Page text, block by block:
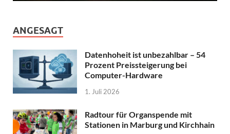
ANGESAGT
Datenhoheit ist unbezahlbar – 54
Prozent Preissteigerung bei
Computer-Hardware
1. Juli 2026
Radtour für Organspende mit
Stationen in Marburg und Kirchhain